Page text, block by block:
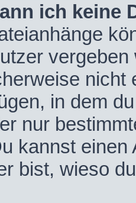
ich keine
nicht
in dem
nur
kannst
bist, wieso